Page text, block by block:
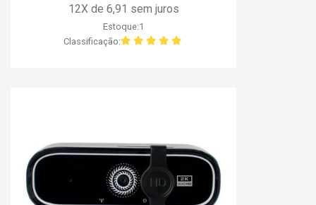
12X de 6,91 sem juros
Estoque:1
Classificação: